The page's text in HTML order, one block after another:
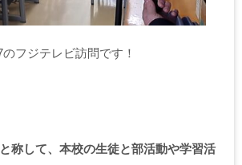
フジテレビ訪問です！
称して、本校の生徒と部活動や学習活